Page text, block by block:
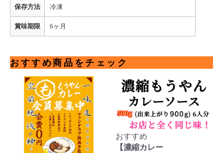
保存方法 冷凍
賞味期限 6ヶ月
おすすめ商品をチェック
おすすめ
【濃縮カレー